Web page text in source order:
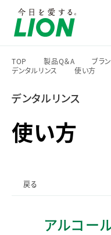
TOP
>
製品Q＆A
>
ブラ
デンタルリンス
使い方
デンタルリンス
使い方
戻る
アルコー